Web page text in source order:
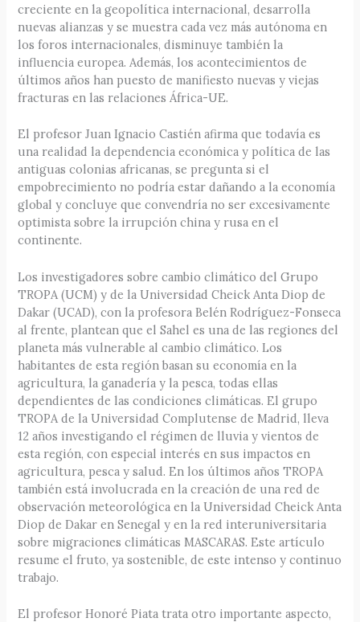
creciente en la geopolítica internacional, desarrolla
nuevas alianzas y se muestra cada vez más autónoma en
los foros internacionales, disminuye también la
influencia europea. Además, los acontecimientos de
últimos años han puesto de manifiesto nuevas y viejas
fracturas en las relaciones África-UE.
El profesor Juan Ignacio Castién afirma que todavía es
una realidad la dependencia económica y política de las
antiguas colonias africanas, se pregunta si el
empobrecimiento no podría estar dañando a la economía
global y concluye que convendría no ser excesivamente
optimista sobre la irrupción china y rusa en el
continente.
Los investigadores sobre cambio climático del Grupo
TROPA (UCM) y de la Universidad Cheick Anta Diop de
Dakar (UCAD), con la profesora Belén Rodríguez-Fonseca
al frente, plantean que el Sahel es una de las regiones del
planeta más vulnerable al cambio climático. Los
habitantes de esta región basan su economía en la
agricultura, la ganadería y la pesca, todas ellas
dependientes de las condiciones climáticas. El grupo
TROPA de la Universidad Complutense de Madrid, lleva
12 años investigando el régimen de lluvia y vientos de
esta región, con especial interés en sus impactos en
agricultura, pesca y salud. En los últimos años TROPA
también está involucrada en la creación de una red de
observación meteorológica en la Universidad Cheick Anta
Diop de Dakar en Senegal y en la red interuniversitaria
sobre migraciones climáticas MASCARAS. Este artículo
resume el fruto, ya sostenible, de este intenso y continuo
trabajo.
El profesor Honoré Piata trata otro importante aspecto,